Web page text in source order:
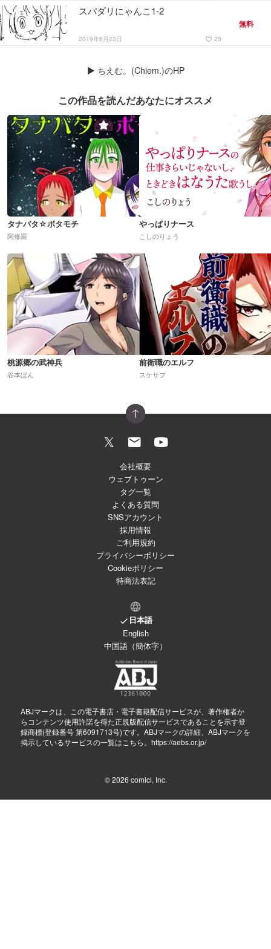
スパダリにゃんこ1-2
2019年8月23日 favorite_border 25
無料
▶ ちえむ。(Chiem.)のHP
この作品を読んだあなたにオススメ
タナバタ☆ボタモチ
阿修羅
やっぱりナース
こしのりょう
桃源郷の武神兵
谷本ぼん
前衛職のエルフ
スケサブ
会社概要
ウェブトゥーン
タグ一覧
よくある質問
SNSアカウント
採用情報
ご利用規約
プライバシーポリシー
Cookieポリシー
特商法表記
日本語
English
中国語（簡体字）
ABJマークは、この電子書店・電子書籍配信サービスが、著作権者か
らコンテンツ使用許諾を得た正規版配信サービスであることを示す登
録商標(登録番号 第6091713号)です。ABJマークの詳細、ABJマークを
掲示しているサービスの一覧はこちら。 https://aebs.or.jp/
© 2026 comici, Inc.